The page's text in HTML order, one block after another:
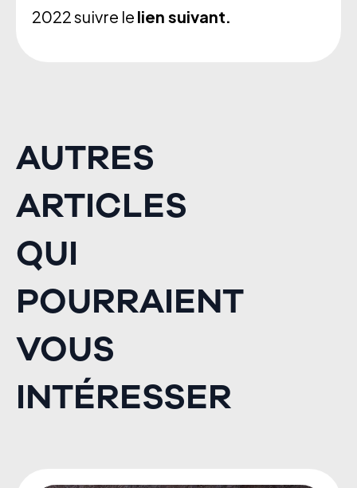
2022 suivre le lien suivant.
AUTRES
ARTICLES
QUI
POURRAIENT
VOUS
INTÉRESSER